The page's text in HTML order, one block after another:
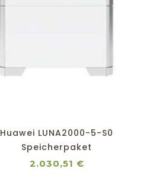
Huawei LUNA2000-5-S0
Speicherpaket
2.030,51 €Preis